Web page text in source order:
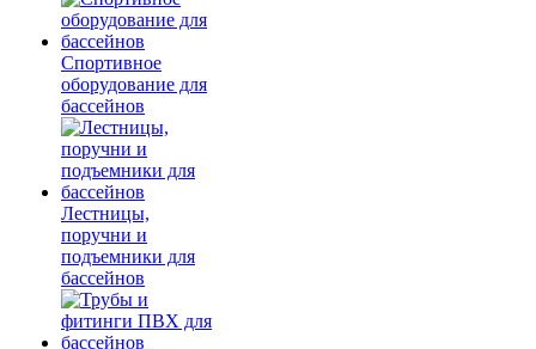
Спортивное
оборудование для
бассейнов
Лестницы,
поручни и
подъемники для
бассейнов